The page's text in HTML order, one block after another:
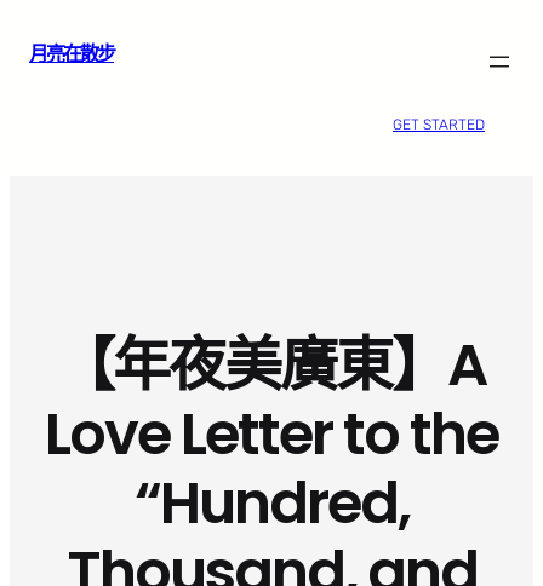
月亮在散步
GET STARTED
【年夜美廣東】A
Love Letter to the
“Hundred,